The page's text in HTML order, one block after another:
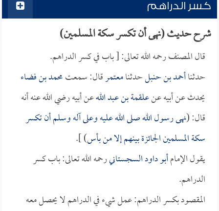
كسر الدراهم
شرح حديث (نهى أن تكسر سكة المسلمين)
قال المصنف رحمه الله تعالى: [ باب في كسر الدراهم.
حدثناأحمد بن حنبلحدثنامعتمرقال: سمعتمحمد بن فضاء
يحدث عن أبيه عنعلقمة بن عبد اللهعن أبيه رضي الله عنه أنه
قال: (نهى رسول الله صلى الله عليه وعلى آله وسلم أن تكسر
سكة المسلمين الجائزة بينهم إلا من بأس) ].
يقول الإمامأبو داود السجستانيرحمه الله تعالى: باب كسر
الدراهم.
المقصود بكسر الدراهم: عمل شيء في الدراهم لا يحصل معه